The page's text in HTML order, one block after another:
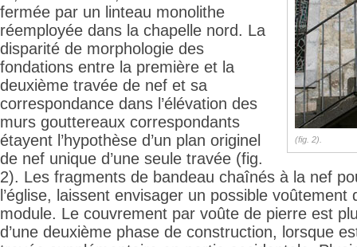
(fig. 2).
fermée par un linteau monolithe
réemployée dans la chapelle nord. La
disparité de morphologie des
fondations entre la première et la
deuxième travée de nef et sa
correspondance dans l’élévation des
murs gouttereaux correspondants
étayent l’hypothèse d’un plan originel
de nef unique d’une seule travée (fig.
2). Les fragments de bandeau chaînés à la nef
l’église, laissent envisager un possible voûtement
module. Le couvrement par voûte de pierre est
d’une deuxième phase de construction, lorsque